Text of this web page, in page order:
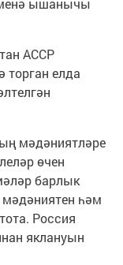
ышанычы
АССР
торган елда
мәдәниятләре
өчен
барлык
мәдәниятен һәм
Россия
яклануын